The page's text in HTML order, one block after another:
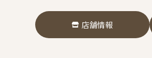
店舗情報